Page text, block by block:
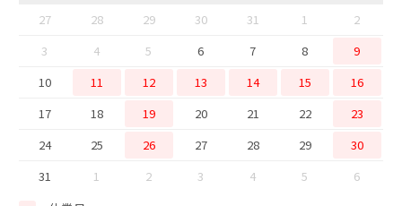
西京味噌漬け
27
28 29 30 31 1
2
3
4 5 6 7 8
9
10
11 12 13 14 15
16
17
18 19 20 21 22
23
24
25 26 27 28 29
30
31
1 2 3 4 5
6